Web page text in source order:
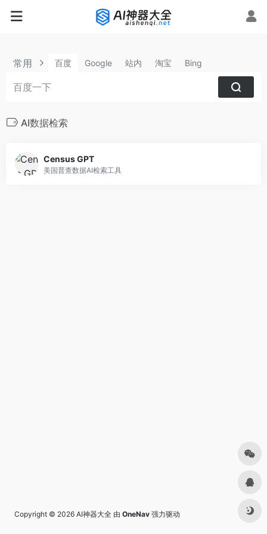
常用 百度 Google 站内 淘宝 Bing
AI数据检索
Census GPT
美国普查数据AI检索工具
Copyright © 2026 AI神器大全 由 OneNav 强力驱动